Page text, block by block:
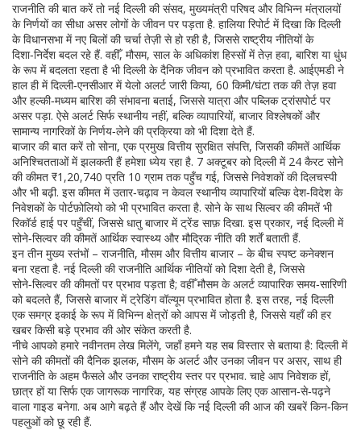
राजनीति की बात करें तो नई दिल्ली की संसद, मुख्यमंत्री परिषद और विभिन्न मंत्रालयों
के निर्णयों का सीधा असर लोगों के जीवन पर पड़ता है. हालिया रिपोर्ट में दिखा कि दिल्ली
के विधानसभा में नए बिलों की चर्चा तेज़ी से हो रही है, जिससे राष्ट्रीय नीतियों के
दिशा‑निर्देश बदल रहे हैं. वहीँ, मौसम, साल के अधिकांश हिस्सों में तेज़ हवा, बारिश या धुंध
के रूप में बदलता रहता है भी दिल्ली के दैनिक जीवन को प्रभावित करता है. आईएमडी ने
हाल ही में दिल्ली‑एनसीआर में येलो अलर्ट जारी किया, 60 किमी/घंटा तक की तेज़ हवा
और हल्की‑मध्यम बारिश की संभावना बताई, जिससे यात्रा और पब्लिक ट्रांसपोर्ट पर
असर पड़ा. ऐसे अलर्ट सिर्फ स्थानीय नहीं, बल्कि व्यापारियों, बाजार विश्लेषकों और
सामान्य नागरिकों के निर्णय‑लेने की प्रक्रिया को भी दिशा देते हैं.
बाजार की बात करें तोसोना, एक प्रमुख वित्तीय सुरक्षित संपत्ति, जिसकी कीमतें आर्थिक
अनिश्चितताओं में झलकती हैंहमेशा ध्येय रहा है. 7 अक्टूबर को दिल्ली में 24 कैरट सोने
की कीमत ₹1,20,740 प्रति 10 ग्राम तक पहुँच गई, जिससे निवेशकों की दिलचस्पी
और भी बढ़ी. इस कीमत में उतार‑चढ़ाव न केवल स्थानीय व्यापारियों बल्कि देश‑विदेश के
निवेशकों के पोर्टफ़ोलियो को भी प्रभावित करता है. सोने के साथ सिल्वर की कीमतें भी
रिकॉर्ड हाई पर पहुँचीं, जिससे धातु बाजार में ट्रेंड साफ़ दिखा. इस प्रकार, नई दिल्ली में
सोने‑सिल्वर की कीमतें आर्थिक स्वास्थ्य और मौद्रिक नीति की शर्तें बताती हैं.
इन तीन मुख्य स्तंभों – राजनीति, मौसम और वित्तीय बाजार – के बीच स्पष्ट कनेक्शन
बना रहता है. नई दिल्ली की राजनीति आर्थिक नीतियों को दिशा देती है, जिससे
सोने‑सिल्वर की कीमतों पर प्रभाव पड़ता है; वहीँ मौसम के अलर्ट व्यापारिक समय‑सारिणी
को बदलते हैं, जिससे बाजार में ट्रेडिंग वॉल्यूम प्रभावित होता है. इस तरह, नई दिल्ली
एक समग्र इकाई के रूप में विभिन्न क्षेत्रों को आपस में जोड़ती है, जिससे यहाँ की हर
खबर किसी बड़े प्रभाव की ओर संकेत करती है.
नीचे आपको हमारे नवीनतम लेख मिलेंगे, जहाँ हमने यह सब विस्तार से बताया है: दिल्ली में
सोने की कीमतों की दैनिक झलक, मौसम के अलर्ट और उनका जीवन पर असर, साथ ही
राजनीति के अहम फैसले और उनका राष्ट्रीय स्तर पर प्रभाव. चाहे आप निवेशक हों,
छात्र हों या सिर्फ एक जागरूक नागरिक, यह संग्रह आपके लिए एक आसान‑से‑पढ़ने
वाला गाइड बनेगा. अब आगे बढ़ते हैं और देखें कि नई दिल्ली की आज की खबरें किन‑किन
पहलुओं को छू रही हैं.